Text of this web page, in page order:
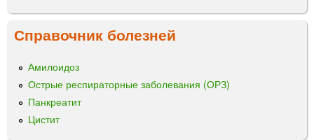
Справочник болезней
Амилоидоз
Острые респираторные заболевания (ОРЗ)
Панкреатит
Цистит